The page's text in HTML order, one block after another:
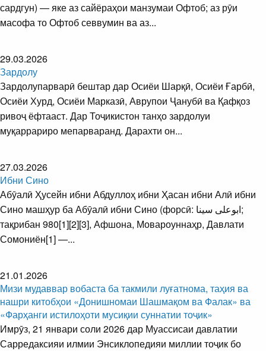
сардгун) — яке аз сайёраҳои манзумаи Офтоб; аз рӯи
масофа то Офтоб сев­вумин ва аз...
29.03.2026
Зардолу
Зардолупарварӣ бештар дар Осиёи Шарқӣ, Осиёи Ғарбӣ,
Осиёи Хурд, Осиёи Марказӣ, Аврупои Ҷанубӣ ва Қафқоз
ривоҷ ёфтааст. Дар Тоҷикистон танҳо зардолуи
муқаррариро мепарваранд. Дарахти он...
27.03.2026
Ибни Сино
Абӯалӣ Ҳусейн ибни Абдуллоҳ ибни Ҳасан ибни Алӣ ибни
Сино машҳур ба Абӯалӣ ибни Сино (форсӣ: ابوعلى سينا‎;
тақрибан 980[1][2][3], Афшона, Мовароуннаҳр, Давлати
Сомониён[1] —...
21.01.2026
Мизи мудаввар вобаста ба такмили луғатнома, таҳия ва
нашри китобҳои «Донишномаи Шашмақом ва Фалак» ва
«Фарҳанги истилоҳоти мусиқии суннатии тоҷик»
Имрӯз, 21 январи соли 2026 дар Муассисаи давлатии
Сарредаксияи илмии Энсиклопедияи миллии тоҷик бо